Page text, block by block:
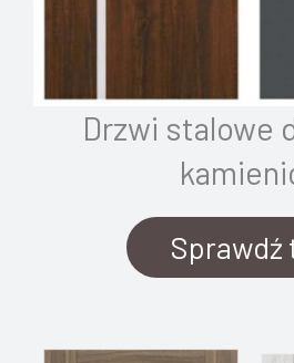
Drzwi stalowe
Sprawdź